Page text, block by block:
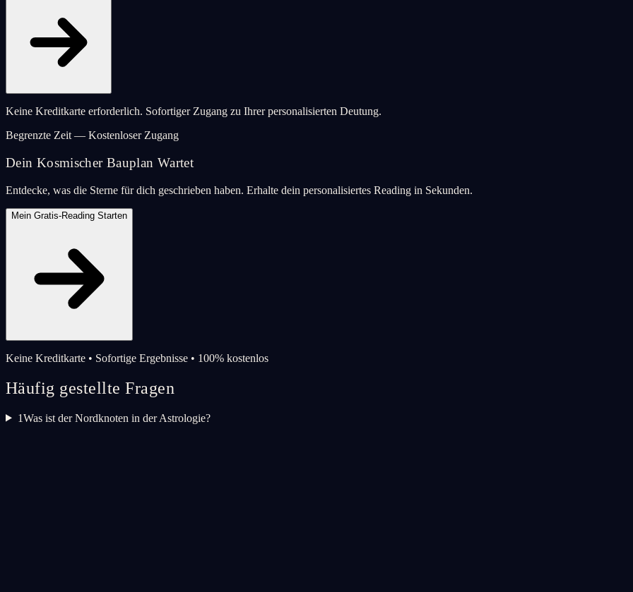
Keine Kreditkarte erforderlich. Sofortiger Zugang zu Ihrer personalisierten Deutung.
Begrenzte Zeit — Kostenloser Zugang
Dein Kosmischer Bauplan Wartet
Entdecke, was die Sterne für dich geschrieben haben. Erhalte dein personalisiertes Reading in Sekunden.
Mein Gratis-Reading Starten
Keine Kreditkarte • Sofortige Ergebnisse • 100% kostenlos
Häufig gestellte Fragen
1Was ist der Nordknoten in der Astrologie?